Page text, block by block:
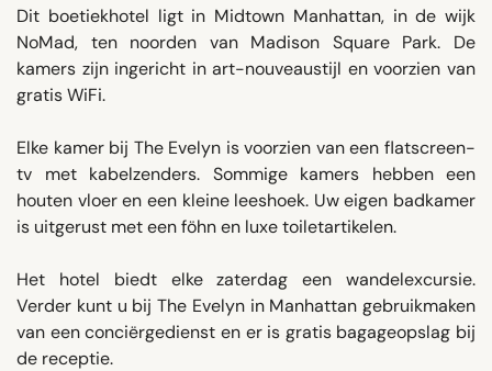
Dit boetiekhotel ligt in Midtown Manhattan, in de wijk
NoMad, ten noorden van Madison Square Park. De
kamers zijn ingericht in art-nouveaustijl en voorzien van
gratis WiFi.
Elke kamer bij The Evelyn is voorzien van een flatscreen-
tv met kabelzenders. Sommige kamers hebben een
houten vloer en een kleine leeshoek. Uw eigen badkamer
is uitgerust met een föhn en luxe toiletartikelen.
Het hotel biedt elke zaterdag een wandelexcursie.
Verder kunt u bij The Evelyn in Manhattan gebruikmaken
van een conciërgedienst en er is gratis bagageopslag bij
de receptie.